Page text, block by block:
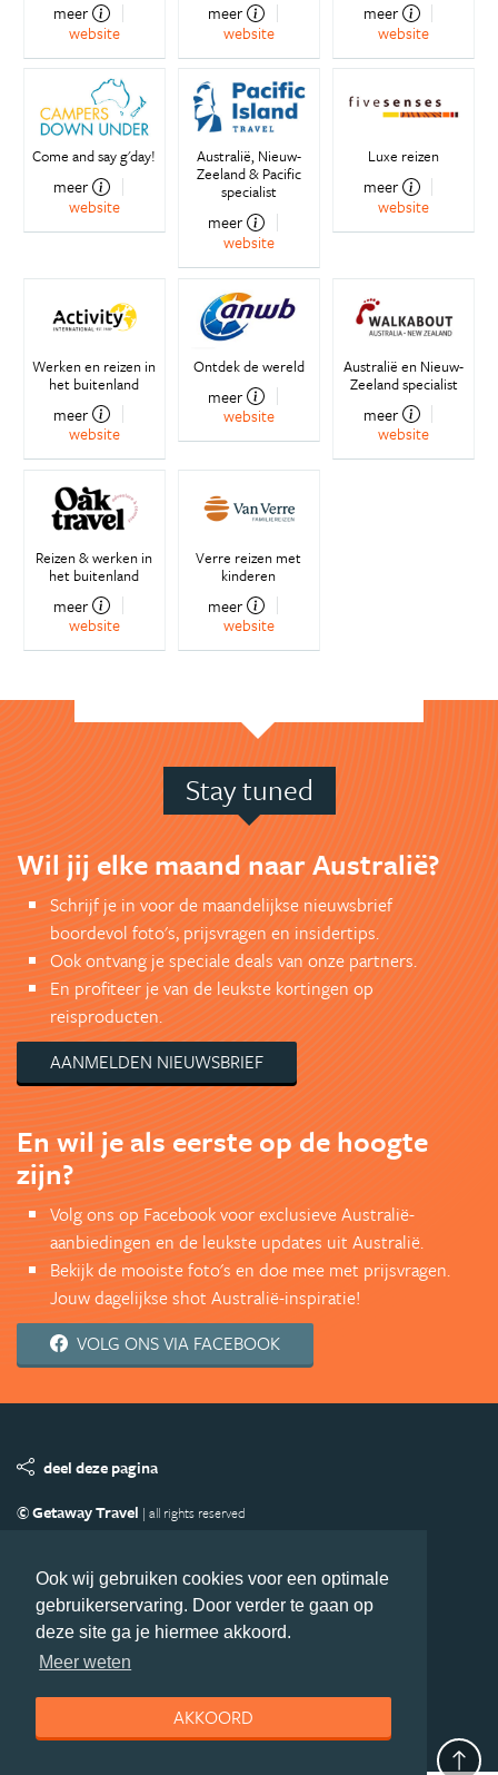
Ook wij gebruiken cookies voor een optimale
gebruikerservaring. Door verder te gaan op
deze site ga je hiermee akkoord.
Meer weten
AKKOORD
meer
website
meer
website
meer
website
Come and say g'day!
meer
website
Australië, Nieuw-
Zeeland & Pacific
specialist
meer
website
Luxe reizen
meer
website
Werken en reizen in
het buitenland
meer
website
Ontdek de wereld
meer
website
Australië en Nieuw-
Zeeland specialist
meer
website
Reizen & werken in
het buitenland
meer
website
Verre reizen met
kinderen
meer
website
Stay tuned
Wil jij elke maand naar Australië?
Schrijf je in voor de maandelijkse nieuwsbrief
boordevol foto's, prijsvragen en insidertips.
Ook ontvang je speciale deals van onze partners.
En profiteer je van de leukste kortingen op
reisproducten.
AANMELDEN NIEUWSBRIEF
En wil je als eerste op de hoogte
zijn?
Volg ons op Facebook voor exclusieve Australië-
aanbiedingen en de leukste updates uit Australië.
Bekijk de mooiste foto's en doe mee met prijsvragen.
Jouw dagelijkse shot Australië-inspiratie!
VOLG ONS VIA FACEBOOK
deel deze pagina
© Getaway Travel | all rights reserved
Copyright
Privacy statement Disclaimer
Cookies
Volg Australie.nl
Nieuwsbrief
Facebook